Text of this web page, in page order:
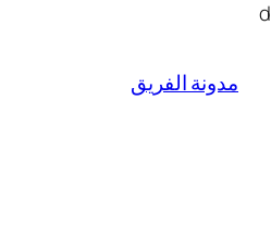
dتخطى
مدونة الفريق